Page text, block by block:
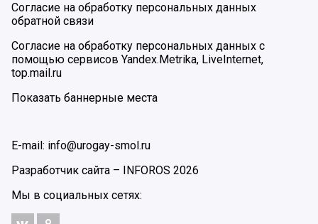
Согласие на обработку персональных данных
обратной связи
Согласие на обработку персональных данных с
помощью сервисов Yandex.Metrika, LiveInternet,
top.mail.ru
Показать баннерные места
E-mail: info@urogay-smol.ru
Разработчик сайта –
INFOROS 2026
Мы в социальных сетях: